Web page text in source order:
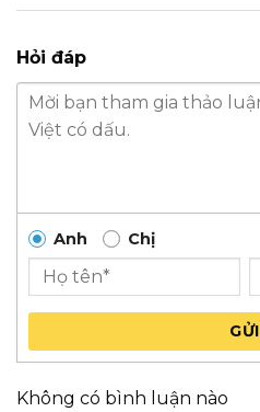
Hỏi đáp
Anh Chị
GỬI
Không có bình luận nào